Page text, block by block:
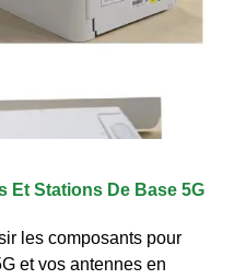
Et Stations De Base 5G
les composants pour
et vos antennes en